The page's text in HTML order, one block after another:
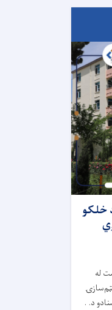
خلکو
له
د. .